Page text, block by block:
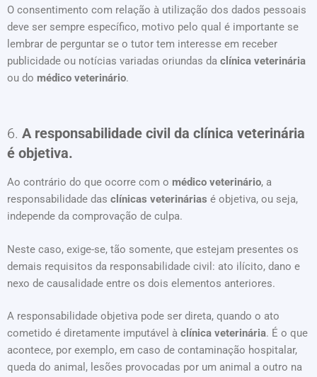
O consentimento com relação à utilização dos dados pessoais
deve ser sempre específico, motivo pelo qual é importante se
lembrar de perguntar se o tutor tem interesse em receber
publicidade ou notícias variadas oriundas da clínica veterinária
ou do médico veterinário.
6. A responsabilidade civil da clínica veterinária
é objetiva.
Ao contrário do que ocorre com o médico veterinário, a
responsabilidade das clínicas veterinárias é objetiva, ou seja,
independe da comprovação de culpa.
Neste caso, exige-se, tão somente, que estejam presentes os
demais requisitos da responsabilidade civil: ato ilícito, dano e
nexo de causalidade entre os dois elementos anteriores.
A responsabilidade objetiva pode ser direta, quando o ato
cometido é diretamente imputável à clínica veterinária. É o que
acontece, por exemplo, em caso de contaminação hospitalar,
queda do animal, lesões provocadas por um animal a outro na